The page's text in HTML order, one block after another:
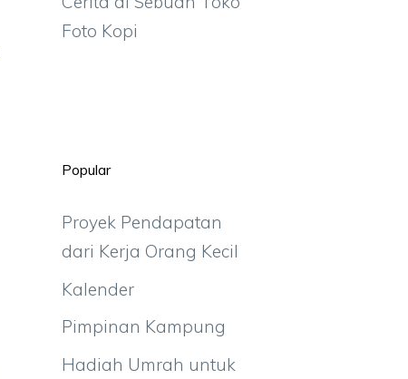
Foto Kopi
Popular
Proyek Pendapatan
dari Kerja Orang Kecil
Kalender
Pimpinan Kampung
Hadiah Umrah untuk